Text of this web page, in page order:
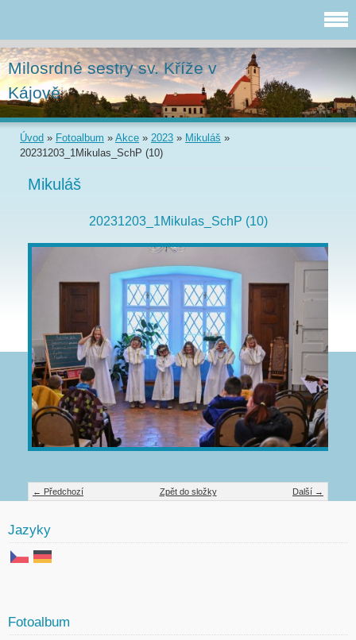
Milosrdné sestry sv. Kříže v
Kájově
Úvod » Fotoalbum » Akce » 2023 » Mikuláš »
20231203_1Mikulas_SchP (10)
Mikuláš
20231203_1Mikulas_SchP (10)
← Předchozí Další →
Zpět do složky
Jazyky
Fotoalbum